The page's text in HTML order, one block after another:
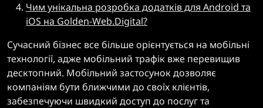
Чим унікальна розробка додатків для Android та
iOS на Golden-Web.Digital?
Сучасний бізнес все більше орієнтується на мобільні
технології, адже мобільний трафік вже перевищив
десктопний. Мобільний застосунок дозволяє
компаніям бути ближчими до своїх клієнтів,
забезпечуючи швидкий доступ до послуг та